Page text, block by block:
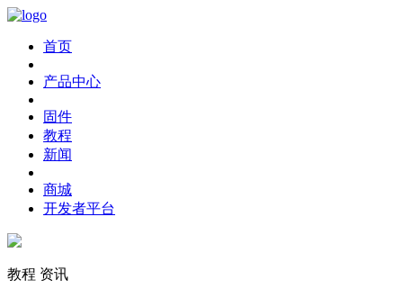
首页
产品中心
固件
教程
新闻
商城
开发者平台
教程 资讯